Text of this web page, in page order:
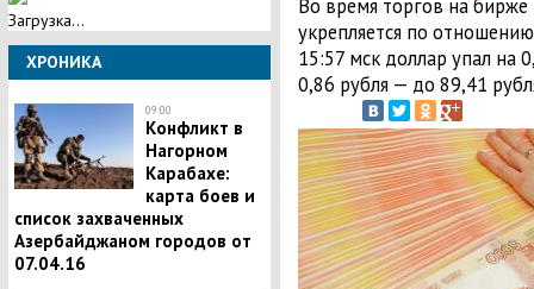
Загрузка...
ХРОНИКА
09:00
Конфликт в
Нагорном
Карабахе:
карта боев и
список захваченных
Азербайджаном городов от
07.04.16
Во время торгов на
укрепляется по
15:57 мск доллар упал на
0,86 рубля — до 89,41